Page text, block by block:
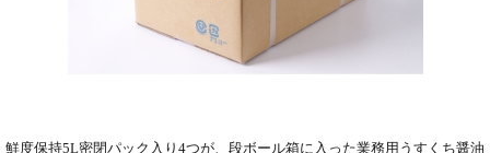
鮮度保持5L密閉パック入り4つが、段ボール箱に入った業務用うすくち醤油